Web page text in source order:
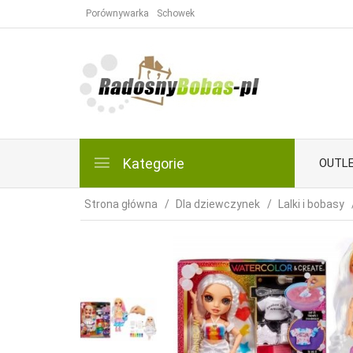
Porównywarka Schowek
Kategorie
Strona główna Dla dziewczynek Lalki i bobasy